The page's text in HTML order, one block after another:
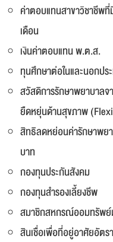
ค่าตอบแทนสาขาวิชาชีพ
เดือน
เงินค่าตอบแทน พ.ต.ส.
ทุนศึกษาต่อในและนอกปร
สวัสดิการรักษาพยาบาล
ยืดหยุ่นด้านสุขภาพ
สิทธิลดหย่อนค่ารักษาพย
บาท
กองทุนประกันสังคม
กองทุนสำรองเลี้ยงชีพ
สมาชิกสหกรณ์ออมทรัพ
สินเชื่อเพื่อที่อยู่อาศัยอัตร